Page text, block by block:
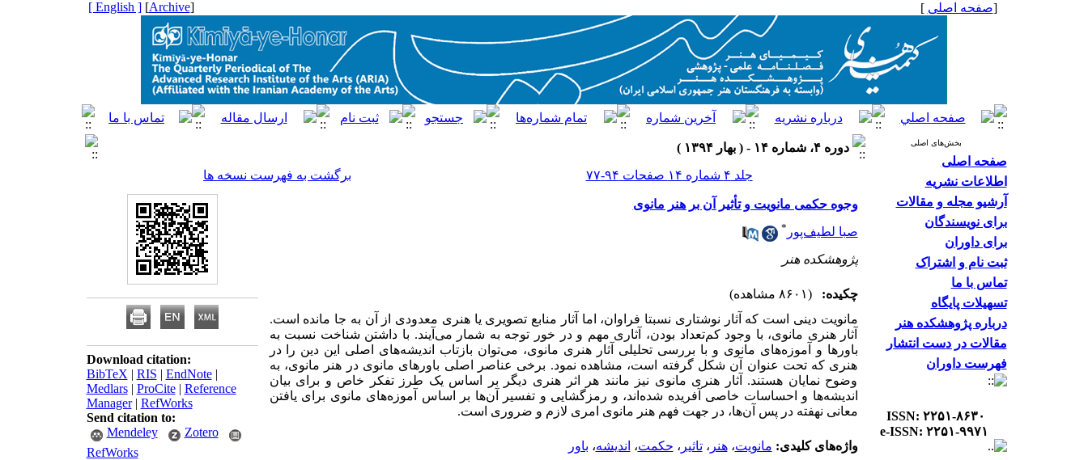
[صفحه اصلی ]
[
Archive
]
[ English ]
بخش‌های اصلی
صفحه اصلی
اطلاعات نشریه
آرشیو مجله و مقالات
برای نویسندگان
برای داوران
ثبت نام و اشتراک
تماس با ما
تسهیلات پایگاه
درباره پژوهشکده هنر
مقالات در دست انتشار
فهرست داوران
ISSN: ۲۲۵۱-۸۶۳۰
e-ISSN: ۲۲۵۱-۹۹۷۱
دوره ۴، شماره ۱۴ - ( بهار ۱۳۹۴ )
جلد ۴ شماره ۱۴ صفحات ۹۴-۷۷
برگشت به فهرست نسخه ها
وجوه حکمی مانویت و تأثیر آن بر هنر مانوی
صبا لطیف‌پور *
پژوهشکده هنر
چکیده:
(۸۶۰۱ مشاهده)
مانویت دینی است که آثار نوشتاری نسبتا فراوان، اما آثار منابع تصویری یا هنری معدودی از آن به جا مانده است.
آثار هنری مانوی، با وجود کم‌تعداد بودن، آثاری مهم و در خور توجه به شمار می‌آیند. با داشتن شناخت نسبت به
باورها و آموزه‌های مانوی و با بررسی تحلیلی آثار هنری مانوی، می‌توان بازتاب اندیشه‌های اصلی این دین را در
هنری که تحت عنوان آن شکل گرفته است، مشاهده نمود. برخی عناصر اصلی باورهای مانوی در هنر مانوی، به
وضوح نمایان هستند. آثار هنری مانوی نیز مانند هر اثر هنری دیگر بر اساس یک طرز تفکر خاص و برای بیان
اندیشه‌ها و احساسات خاصی آفریده شده‌اند، و رمزگشایی و تفسیر آن‌ها بر اساس آموزه‌های مانوی برای یافتن
معانی نهفته در پس آن‌ها، در جهت فهم هنر مانوی امری لازم و ضروری است.
واژه‌های کلیدی: مانویت،هنر ،تاثیر ، حکمت، اندیشه، باور
Download citation:
BibTeX | RIS | EndNote|
Medlars| ProCite| Reference
Manager| RefWorks
Send citation to:
Mendeley
Zotero
RefWorks